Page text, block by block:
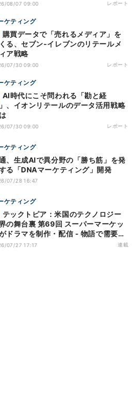
ネル
08/07 09:00 レポート
ケティング
る、セブン-イレブンのリテールメ
ア戦略
07/30 09:00 レポート
ケティング
、イオンリテールのデータ活用戦略
07/30 09:00 レポート
ケティング
、生成AIで異分野の「勝ち筋」を発
る「DNAマーケティング」開発
07/28 16:47
ケティング
の舞台裏 第69回 スーパーマーケッ
ドラマを制作・配信 - 物語で需要を
する小売メディア
07/27 17:17 連載